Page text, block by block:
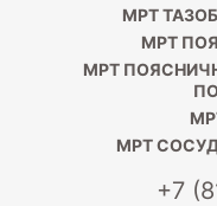
МРТ
МРТ
МРТ
МРТ
+7